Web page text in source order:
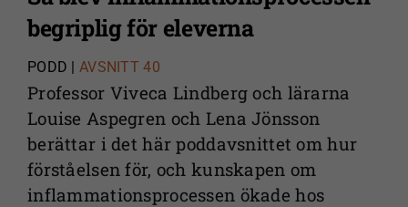
begriplig för eleverna
PODD | AVSNITT 40
Professor Viveca Lindberg och lärarna
Louise Aspegren och Lena Jönsson
berättar i det här poddavsnittet om hur
förståelsen för, och kunskapen om
inflammationsprocessen ökade hos